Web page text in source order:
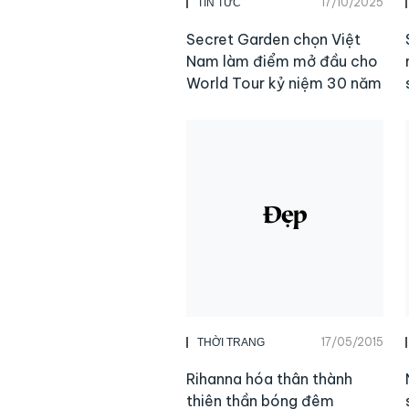
Secret Garden chọn Việt
Nam làm điểm mở đầu cho
World Tour kỷ niệm 30 năm
THỜI TRANG 17/05/2015
Rihanna hóa thân thành
thiên thần bóng đêm